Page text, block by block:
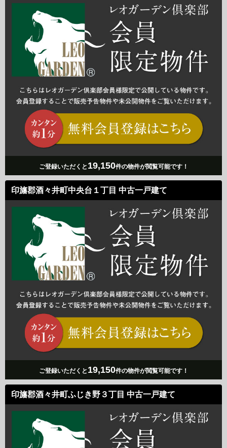
ご登録いただくと 19,150件の物件が閲覧可能です！
印旛郡酒々井町中央台１丁目 中古一戸建て
ご登録いただくと 19,150件の物件が閲覧可能です！
印旛郡酒々井町ふじき野３丁目 中古一戸建て